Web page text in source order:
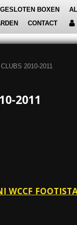
GESLOTEN BOXEN
CONTACT
2010-2011
2011
WCCF